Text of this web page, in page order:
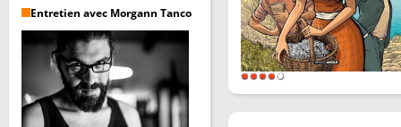
Entretien avec Morgann Tanco